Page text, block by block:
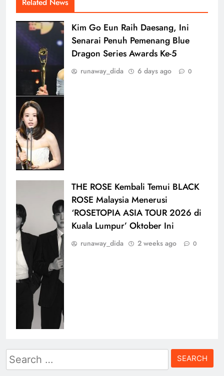
Kim Go Eun Raih Daesang, Ini
Senarai Penuh Pemenang Blue
Dragon Series Awards Ke-5
runaway_dida 6 days ago 0
THE ROSE Kembali Temui BLACK
ROSE Malaysia Menerusi
‘ROSETOPIA ASIA TOUR 2026 di
Kuala Lumpur’ Oktober Ini
runaway_dida 2 weeks ago 0
Search
for: